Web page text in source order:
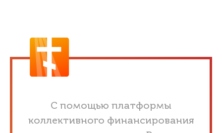
С помощью платформы
коллективного финансирования